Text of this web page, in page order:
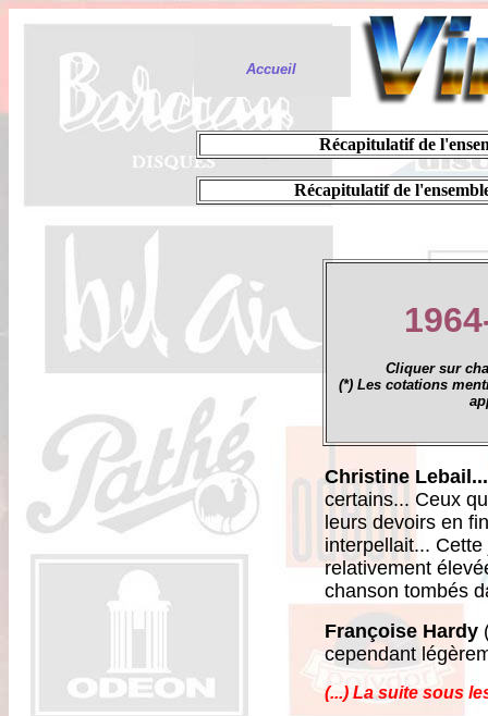
Accueil
Récapitulatif de
Récapitulatif de
Cliquer sur
(*) Les cotations
Christine Lebail...
certains... Ceux
leurs devoirs en
interpellait...
relativement
chanson tombés
Françoise Hardy
cependant
(...) La suite sous